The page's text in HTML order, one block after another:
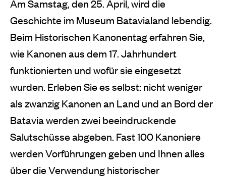
Am Samstag, den 25. April, wird die
Geschichte im Museum Batavialand lebendig.
Beim Historischen Kanonentag erfahren Sie,
wie Kanonen aus dem 17. Jahrhundert
funktionierten und wofür sie eingesetzt
wurden. Erleben Sie es selbst: nicht weniger
als zwanzig Kanonen an Land und an Bord der
Batavia werden zwei beeindruckende
Salutschüsse abgeben. Fast 100 Kanoniere
werden Vorführungen geben und Ihnen alles
über die Verwendung historischer